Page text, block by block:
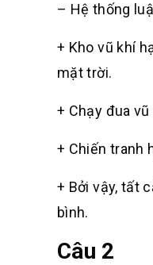
– Hệ thống
+ Kho vũ khí
mặt trời.
+ Chạy đua
+ Chiến tranh
+ Bởi vậy, tất
bình.
Câu 2